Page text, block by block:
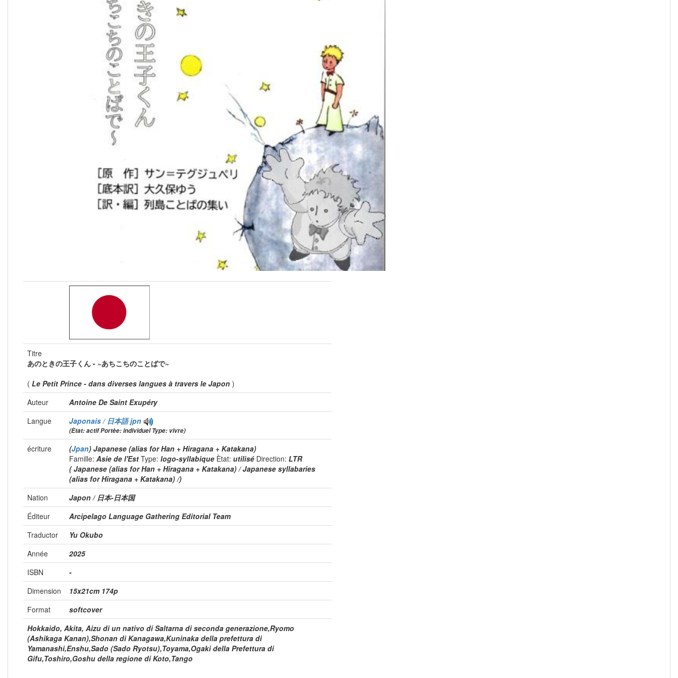
Titre
あのときの王子くん - ~あちこちのことばで~
( Le Petit Prince - dans diverses langues à travers le Japon )
Auteur
Antoine De Saint Exupéry
Langue
Japonais / 日本語jpn
(Ètat: actif Portèe: individuel Type: vivre)
écriture (Jpan) Japanese (alias for Han + Hiragana + Katakana)
Famille: Asie de l'Est Type: logo-syllabique Ètat: utilisé Direction: LTR
( Japanese (alias for Han + Hiragana + Katakana) / Japanese syllabaries
(alias for Hiragana + Katakana) /)
Nation
Japon / 日本-日本国
Éditeur
Arcipelago Language Gathering Editorial Team
Traductor
Yu Okubo
Année
2025
ISBN
-
Dimension
15x21cm 174p
Format
softcover
Hokkaido, Akita, Aizu di un nativo di Saltarna di seconda generazione,Ryomo
(Ashikaga Kanan),Shonan di Kanagawa,Kuninaka della prefettura di
Yamanashi,Enshu,Sado (Sado Ryotsu),Toyama,Ogaki della Prefettura di
Gifu,Toshiro,Goshu della regione di Koto,Tango